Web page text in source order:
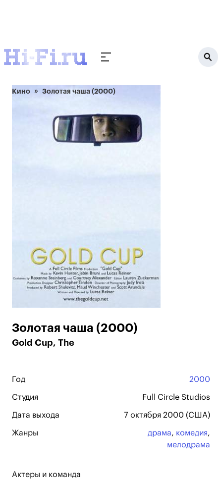
Кино Золотая чаша (2000)
Золотая чаша (2000)
Gold Cup, The
Год 2000
Студия Full Circle Studios
Дата выхода 7 октября 2000 (США)
Жанры драма, комедия,
мелодрама
Актеры и команда